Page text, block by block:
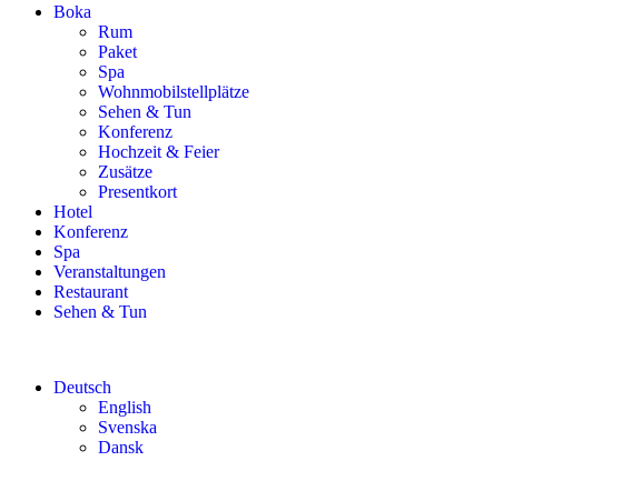
Boka
Rum
Paket
Spa
Wohnmobilstellplätze
Sehen & Tun
Konferenz
Hochzeit & Feier
Zusätze
Presentkort
Hotel
Konferenz
Spa
Veranstaltungen
Restaurant
Sehen & Tun
Deutsch
English
Svenska
Dansk